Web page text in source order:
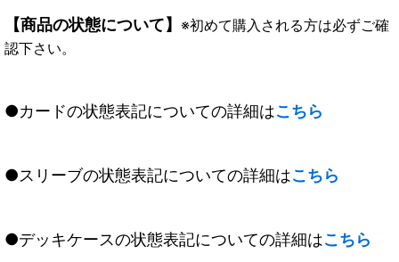
【商品の状態について】 ※初めて購入される方は必ずご確
認下さい。
●カードの状態表記についての詳細はこちら
●スリーブの状態表記についての詳細はこちら
●デッキケースの状態表記についての詳細はこちら